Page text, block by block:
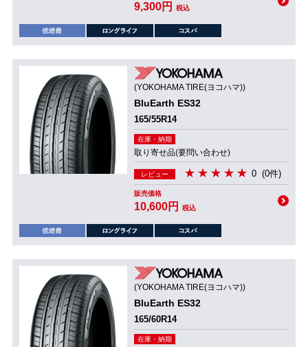
9,300円 税込
(YOKOHAMA TIRE(ヨコハマ))
BluEarth ES32
165/55R14
在庫・納期
取り寄せ品(要問い合わせ)
レビュー 0 (0件)
販売価格
10,600円 税込
(YOKOHAMA TIRE(ヨコハマ))
BluEarth ES32
165/60R14
在庫・納期